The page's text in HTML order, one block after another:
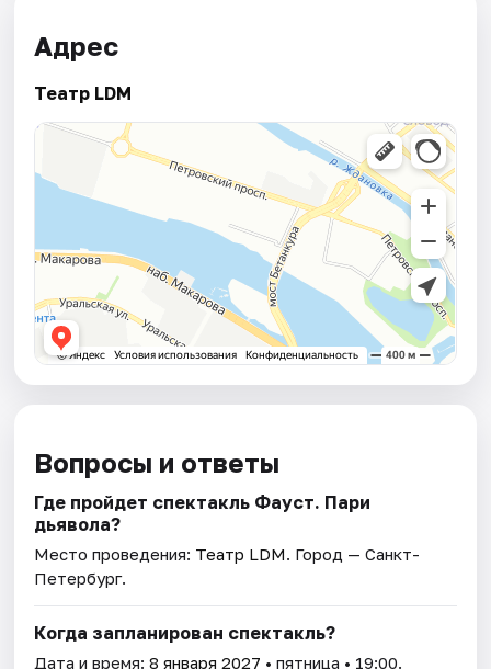
Адрес
Театр LDM
Вопросы и ответы
Где пройдет спектакль Фауст. Пари
дьявола?
Место проведения: Театр LDM. Город — Санкт-
Петербург.
Когда запланирован спектакль?
Дата и время:8 января 2027 • пятница • 19:00.